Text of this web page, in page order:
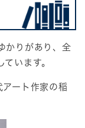
かりがあり、全
います。
ート作家の稲